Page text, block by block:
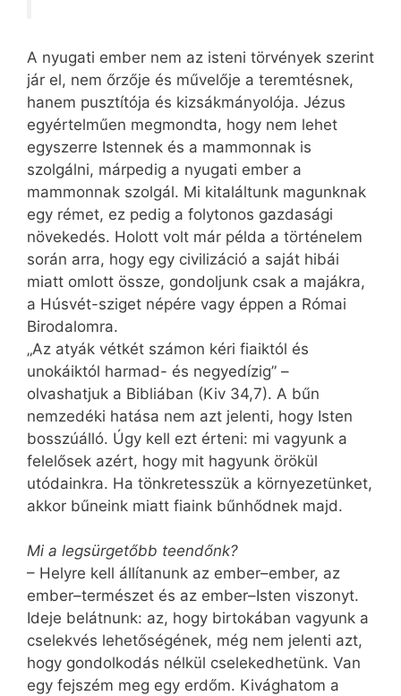
A nyugati ember nem az isteni törvények szerint
jár el, nem őrzője és művelője a teremtésnek,
hanem pusztítója és kizsákmányolója. Jézus
egyértelműen megmondta, hogy nem lehet
egyszerre Istennek és a mammonnak is
szolgálni, márpedig a nyugati ember a
mammonnak szolgál. Mi kitaláltunk magunknak
egy rémet, ez pedig a folytonos gazdasági
növekedés. Holott volt már példa a történelem
során arra, hogy egy civilizáció a saját hibái
miatt omlott össze, gondoljunk csak a majákra,
a Húsvét-sziget népére vagy éppen a Római
Birodalomra.
„Az atyák vétkét számon kéri fiaiktól és
unokáiktól harmad- és negyedízig” –
olvashatjuk a Bibliában (Kiv 34,7). A bűn
nemzedéki hatása nem azt jelenti, hogy Isten
bosszúálló. Úgy kell ezt érteni: mi vagyunk a
felelősek azért, hogy mit hagyunk örökül
utódainkra. Ha tönkretesszük a környezetünket,
akkor bűneink miatt fiaink bűnhődnek majd.
Mi a legsürgetőbb teendőnk?
– Helyre kell állítanunk az ember–ember, az
ember–természet és az ember–Isten viszonyt.
Ideje belátnunk: az, hogy birtokában vagyunk a
cselekvés lehetőségének, még nem jelenti azt,
hogy gondolkodás nélkül cselekedhetünk. Van
egy fejszém meg egy erdőm. Kivághatom a